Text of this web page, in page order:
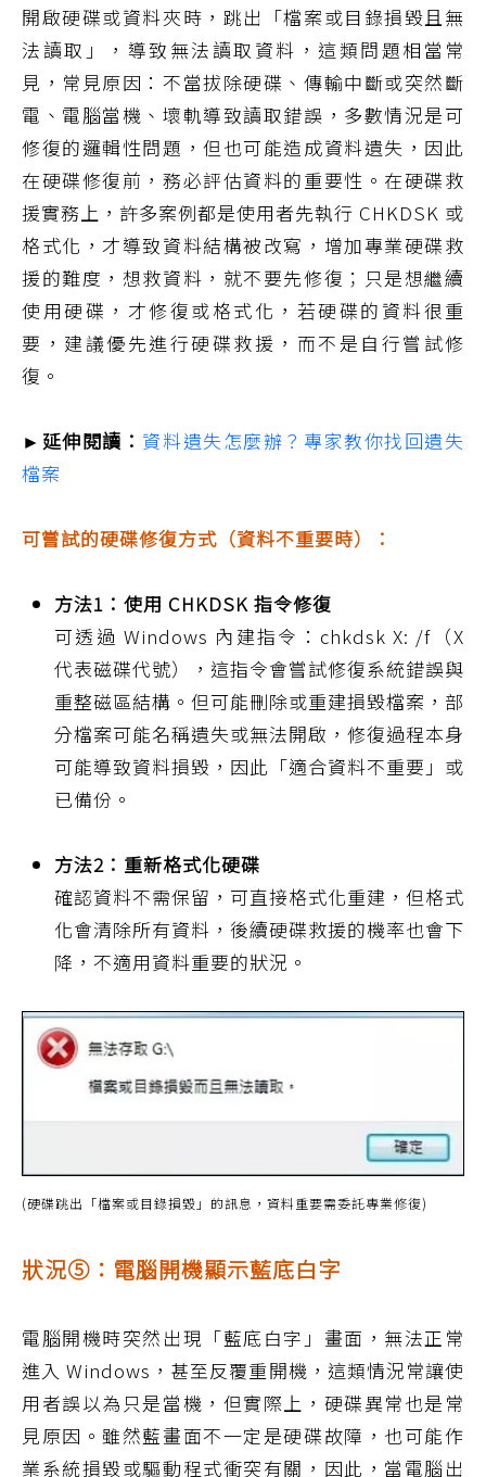
開啟硬碟或資料夾時，跳出「檔案或目錄損毀且無
法讀取」，導致無法讀取資料，這類問題相當常
見，常見原因：不當拔除硬碟、傳輸中斷或突然斷
電、電腦當機、壞軌導致讀取錯誤，多數情況是可
修復的邏輯性問題，但也可能造成資料遺失，因此
在硬碟修復前，務必評估資料的重要性。在硬碟救
援實務上，許多案例都是使用者先執行 CHKDSK 或
格式化，才導致資料結構被改寫，增加專業硬碟救
援的難度，想救資料，就不要先修復；只是想繼續
使用硬碟，才修復或格式化，若硬碟的資料很重
要，建議優先進行硬碟救援，而不是自行嘗試修
復。
►延伸閱讀： 資料遺失怎麼辦？專家教你找回遺失
檔案
可嘗試的硬碟修復方式（資料不重要時）：
方法1：使用 CHKDSK 指令修復
可透過 Windows 內建指令：chkdsk X: /f（X
代表磁碟代號），這指令會嘗試修復系統錯誤與
重整磁區結構。但可能刪除或重建損毀檔案，部
分檔案可能名稱遺失或無法開啟，修復過程本身
可能導致資料損毀，因此「適合資料不重要」或
已備份。
方法2：重新格式化硬碟
確認資料不需保留，可直接格式化重建，但格式
化會清除所有資料，後續硬碟救援的機率也會下
降，不適用資料重要的狀況。
(硬碟跳出「檔案或目錄損毀」的訊息，資料重要需委託專業修復)
狀況⑤：電腦開機顯示藍底白字
電腦開機時突然出現「藍底白字」畫面，無法正常
進入 Windows，甚至反覆重開機，這類情況常讓使
用者誤以為只是當機，但實際上，硬碟異常也是常
見原因。雖然藍畫面不一定是硬碟故障，也可能作
業系統損毀或驅動程式衝突有關，因此，當電腦出